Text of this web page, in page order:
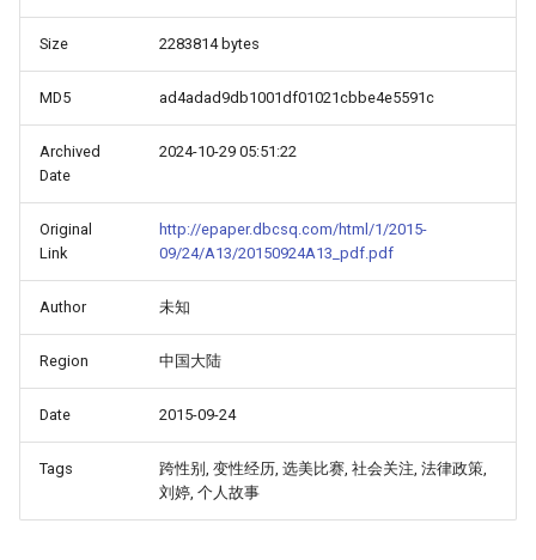
Size 2283814 bytes
MD5 ad4adad9db1001df01021cbbe4e5591c
Archived
Date
2024-10-29 05:51:22
Original
Link
http://epaper.dbcsq.com/html/1/2015-
09/24/A13/20150924A13_pdf.pdf
Author 未知
Region 中国大陆
Date 2015-09-24
Tags
跨性别, 变性经历, 选美比赛, 社会关注, 法律政策,
刘婷, 个人故事